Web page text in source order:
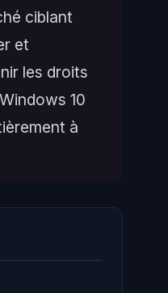
ciblant
et
les droits
10
à